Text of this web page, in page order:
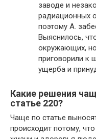
заводе и
радиационных
поэтому А.
Выяснилось,
окружающих, но
приговорили к
ущерба и
Какие решения
статье 220?
Чаще по статье
происходит потому,